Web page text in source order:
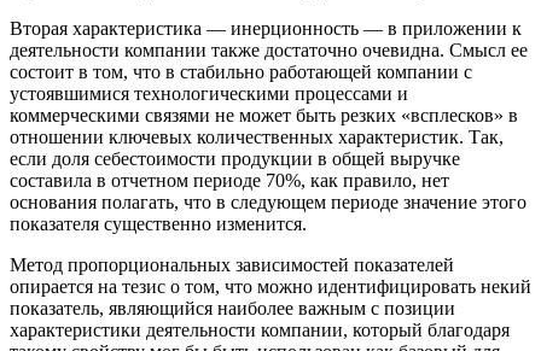
Вторая характеристика — инерционность — в приложении к
деятельности компании также достаточно очевидна. Смысл ее
состоит в том, что в стабильно работающей компании с
устоявшимися технологическими процессами и
коммерческими связями не может быть резких «всплесков» в
отношении ключевых количественных характеристик. Так,
если доля себестоимости продукции в общей выручке
составила в отчетном периоде 70%, как правило, нет
основания полагать, что в следующем периоде значение этого
показателя существенно изменится.
Метод пропорциональных зависимостей показателей
опирается на тезис о том, что можно идентифицировать некий
показатель, являющийся наиболее важным с позиции
характеристики деятельности компании, который благодаря